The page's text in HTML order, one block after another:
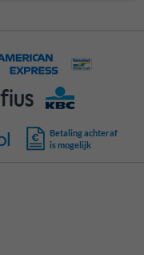
Betaling achteraf
is mogelijk